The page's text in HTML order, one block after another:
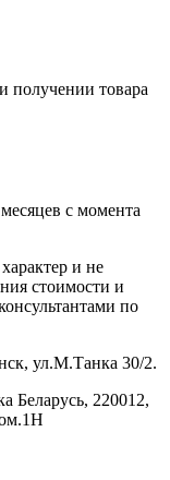
получении товара
с момента
и не
стоимости и
по
ул.М.Танка 30/2.
220012,